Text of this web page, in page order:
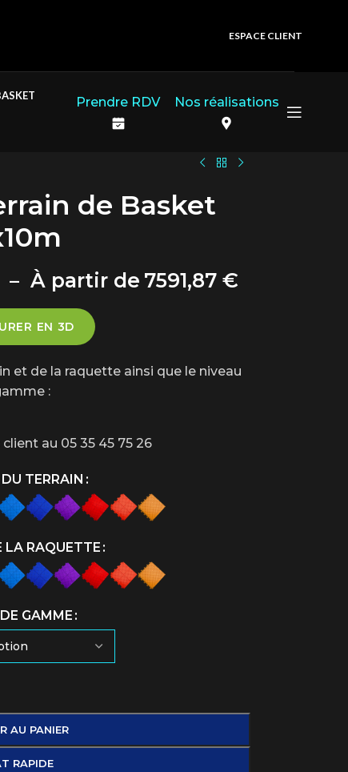
ESPACE CLIENT
Prendre RDV Nos réalisations
de Basket
– 7591,87 €
EN 3D
et de la raquette ainsi que le niveau
:
au 05 35 45 75 26
TERRAIN
LA RAQUETTE
GAMME
AU PANIER
RAPIDE